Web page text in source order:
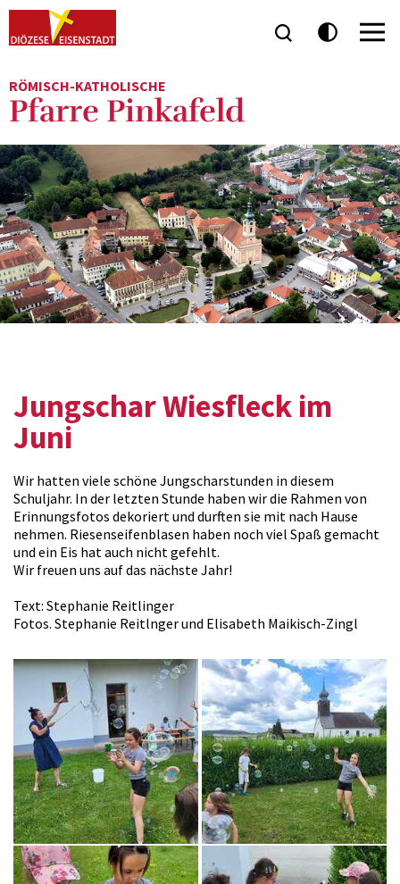
RÖMISCH-KATHOLISCHE
Pfarre Pinkafeld
Jungschar Wiesfleck im
Juni
Wir hatten viele schöne Jungscharstunden in diesem
Schuljahr. In der letzten Stunde haben wir die Rahmen von
Erinnungsfotos dekoriert und durften sie mit nach Hause
nehmen. Riesenseifenblasen haben noch viel Spaß gemacht
und ein Eis hat auch nicht gefehlt.
Wir freuen uns auf das nächste Jahr!
Text: Stephanie Reitlinger
Fotos. Stephanie Reitlnger und Elisabeth Maikisch-Zingl